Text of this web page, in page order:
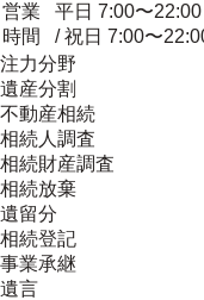
営業
時間
平日 7:00〜
/ 祝日 7:00〜
注力分野
遺産分割
不動産相続
相続人調査
相続財産調査
相続放棄
遺留分
相続登記
事業承継
遺言